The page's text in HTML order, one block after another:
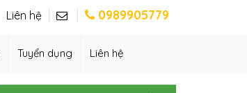
0989905779
Liên hệ
Tuyển dụng Liên hệ